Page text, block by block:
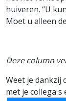
huiveren. “U
Moet u alleen
Deze column
Weet je dankzij
met je collega's